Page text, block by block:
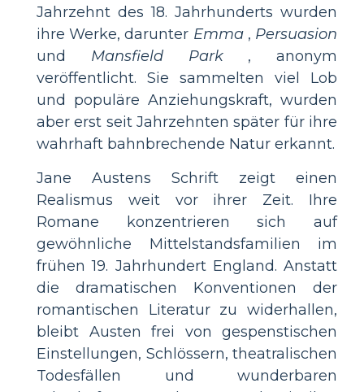
Jahrzehnt des 18. Jahrhunderts wurden
ihre Werke, darunter Emma, Persuasion
und Mansfield Park, anonym
veröffentlicht. Sie sammelten viel Lob
und populäre Anziehungskraft, wurden
aber erst seit Jahrzehnten später für ihre
wahrhaft bahnbrechende Natur erkannt.
Jane Austens Schrift zeigt einen
Realismus weit vor ihrer Zeit. Ihre
Romane konzentrieren sich auf
gewöhnliche Mittelstandsfamilien im
frühen 19. Jahrhundert England. Anstatt
die dramatischen Konventionen der
romantischen Literatur zu widerhallen,
bleibt Austen frei von gespenstischen
Einstellungen, Schlössern, theatralischen
Todesfällen und wunderbaren